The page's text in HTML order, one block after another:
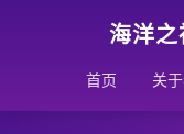
海洋
首页 关